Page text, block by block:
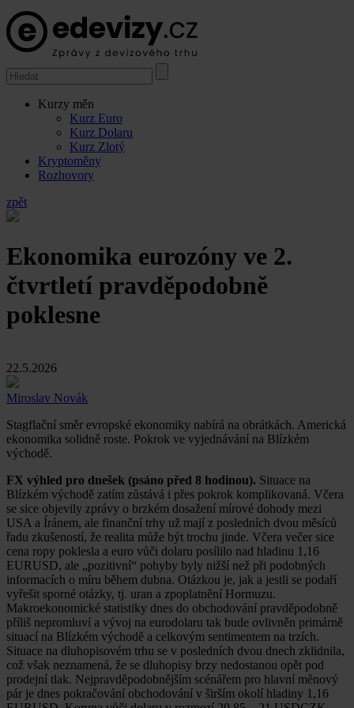
Kurzy měn
Kurz Euro
Kurz Dolaru
Kurz Zlotý
Kryptoměny
Rozhovory
zpět
Ekonomika eurozóny ve 2.
čtvrtletí pravděpodobně
poklesne
22.5.2026
Miroslav Novák
Stagflační směr evropské ekonomiky nabírá na obrátkách. Americká
ekonomika solidně roste. Pokrok ve vyjednávání na Blízkém
východě.
FX výhled pro dnešek (psáno před 8 hodinou). Situace na
Blízkém východě zatím zůstává i přes pokrok komplikovaná. Včera
se sice objevily zprávy o brzkém dosažení mírové dohody mezi
USA a Íránem, ale finanční trhy už mají z posledních dvou měsíců
řadu zkušeností, že realita může být trochu jinde. Včera večer sice
cena ropy poklesla a euro vůči dolaru posílilo nad hladinu 1,16
EURUSD, ale „pozitivní“ pohyby byly nižší než při podobných
informacích o míru během dubna. Otázkou je, jak a jestli se podaří
vyřešit sporné otázky, tj. uran a zpoplatnění Hormuzu.
Makroekonomické statistiky dnes do obchodování pravděpodobně
příliš nepromluví a vývoj na eurodolaru tak bude ovlivněn primárně
situací na Blízkém východě a celkovým sentimentem na trzích.
Situace na dluhopisovém trhu se v posledních dvou dnech zklidnila,
což však neznamená, že se dluhopisy brzy nedostanou opět pod
prodejní tlak. Nejpravděpodobnějším scénářem pro hlavní měnový
pár je dnes pokračování obchodování v širším okolí hladiny 1,16